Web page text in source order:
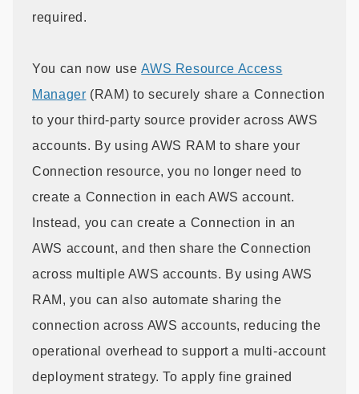
required.
You can now useAWS Resource Access
Manager (RAM) to securely share a Connection
to your third-party source provider across AWS
accounts. By using AWS RAM to share your
Connection resource, you no longer need to
create a Connection in each AWS account.
Instead, you can create a Connection in an
AWS account, and then share the Connection
across multiple AWS accounts. By using AWS
RAM, you can also automate sharing the
connection across AWS accounts, reducing the
operational overhead to support a multi-account
deployment strategy. To apply fine grained